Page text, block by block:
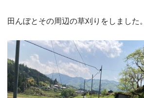
田んぼとその周辺の草刈りをしました。